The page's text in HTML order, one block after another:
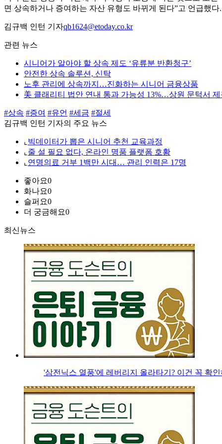
면 상속하거나 증여하는 자산 유형도 바뀌게 된다”고 언급했다.
김규백 인턴 기자qb1624@etoday.co.kr
관련 뉴스
시니어가 알아야 할 상속 제도 ‘유류분 반환청구’
안전한 상속 솔루션, 신탁
노후 관리에 상속까지…진화하는 시니어 금융상품
美 클래리티 법안 연내 통과 가능성 13%…상원 문턱서 제
#상속 #증여 #유언 #세금 #절세
김규백 인턴 기자의 주요 뉴스
⌞ 빅데이터가 뽑은 시니어 추천 교육과정
⌞ 줄 설 필요 없다, 온라인 명품 플랫폼 호황
⌞ 연명의료 거부 1백만 시대… 관리 인력은 17명
좋아요0
화나요0
슬퍼요0
더 궁금해요0
최신뉴스
'삼전닉스 열풍'에 레버리지 올라타기? 이건 꼭 확